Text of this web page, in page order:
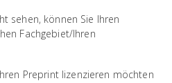
sehen, können Sie Ihren
Fachgebiet/Ihren
Preprint lizenzieren möchten